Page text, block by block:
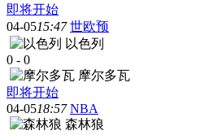
即将开始
04-0515:47 世欧预
以色列
0 - 0
摩尔多瓦
即将开始
04-0518:57 NBA
森林狼